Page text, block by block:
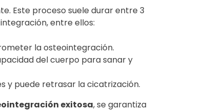
Este proceso suele durar entre 3
entre ellos:
la osteointegración.
del cuerpo para sanar y
y puede retrasar la cicatrización.
exitosa, se garantiza